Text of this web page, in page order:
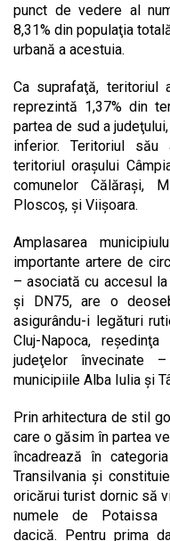
punct de vedere al
8,31% din populaţia
urbană a acestuia.
Ca suprafaţă, teritoriul
reprezintă 1,37% din
partea de sud a
inferior. Teritoriul său
teritoriul oraşului
comunelor Călăraşi,
Ploscoş, şi Viişoara.
Amplasarea
importante artere de
– asociată cu accesul
şi DN75, are o
asigurându-i legături
Cluj-Napoca,
judeţelor învecinate
municipiile Alba Iulia şi
Prin arhitectura de stil
care o găsim în partea
încadrează în
Transilvania şi
oricărui turist dornic să
numele de Potaissa
dacică. Pentru prima